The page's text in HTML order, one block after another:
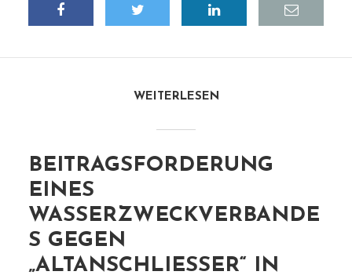
WEITERLESEN
BEITRAGSFORDERUNG
EINES
WASSERZWECKVERBANDE
S GEGEN
„ALTANSCHLIESSER“ IN B